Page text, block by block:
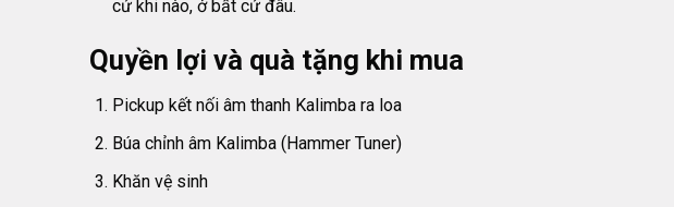
cứ khi nào, ở bất cứ đâu.
Quyền lợi và quà tặng khi mua
Pickup kết nối âm thanh Kalimba ra loa
Búa chỉnh âm Kalimba (Hammer Tuner)
Khăn vệ sinh